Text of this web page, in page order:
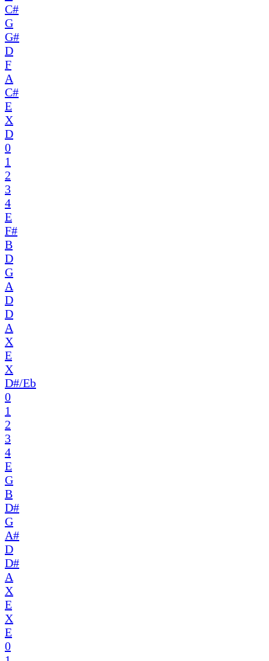
C#
G
G#
D
F
A
C#
E
X
D
0
1
2
3
4
E
F#
B
D
G
A
D
D
A
X
E
X
D#/Eb
0
1
2
3
4
E
G
B
D#
G
A#
D
D#
A
X
E
X
E
0